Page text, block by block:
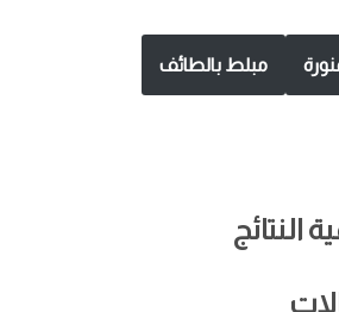
مبلط بالطائف
النتائج